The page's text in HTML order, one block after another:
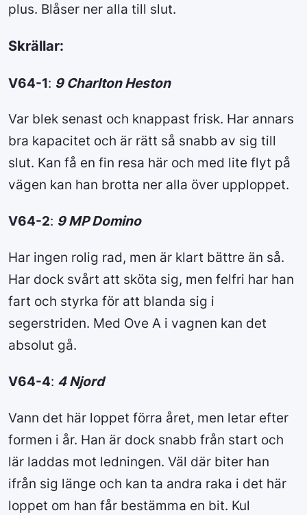
plus. Blåser ner alla till slut.
Skrällar:
V64-1: 9 Charlton Heston
Var blek senast och knappast frisk. Har annars
bra kapacitet och är rätt så snabb av sig till
slut. Kan få en fin resa här och med lite flyt på
vägen kan han brotta ner alla över upploppet.
V64-2: 9 MP Domino
Har ingen rolig rad, men är klart bättre än så.
Har dock svårt att sköta sig, men felfri har han
fart och styrka för att blanda sig i
segerstriden. Med Ove A i vagnen kan det
absolut gå.
V64-4: 4 Njord
Vann det här loppet förra året, men letar efter
formen i år. Han är dock snabb från start och
lär laddas mot ledningen. Väl där biter han
ifrån sig länge och kan ta andra raka i det här
loppet om han får bestämma en bit. Kul